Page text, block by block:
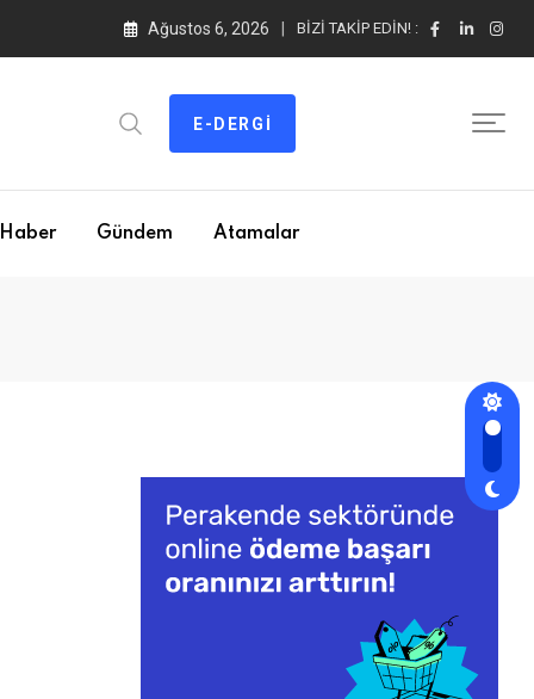
Ağustos 6, 2026 BIZI TAKIP EDIN! :
E-DERGI
Haber Gündem Atamalar